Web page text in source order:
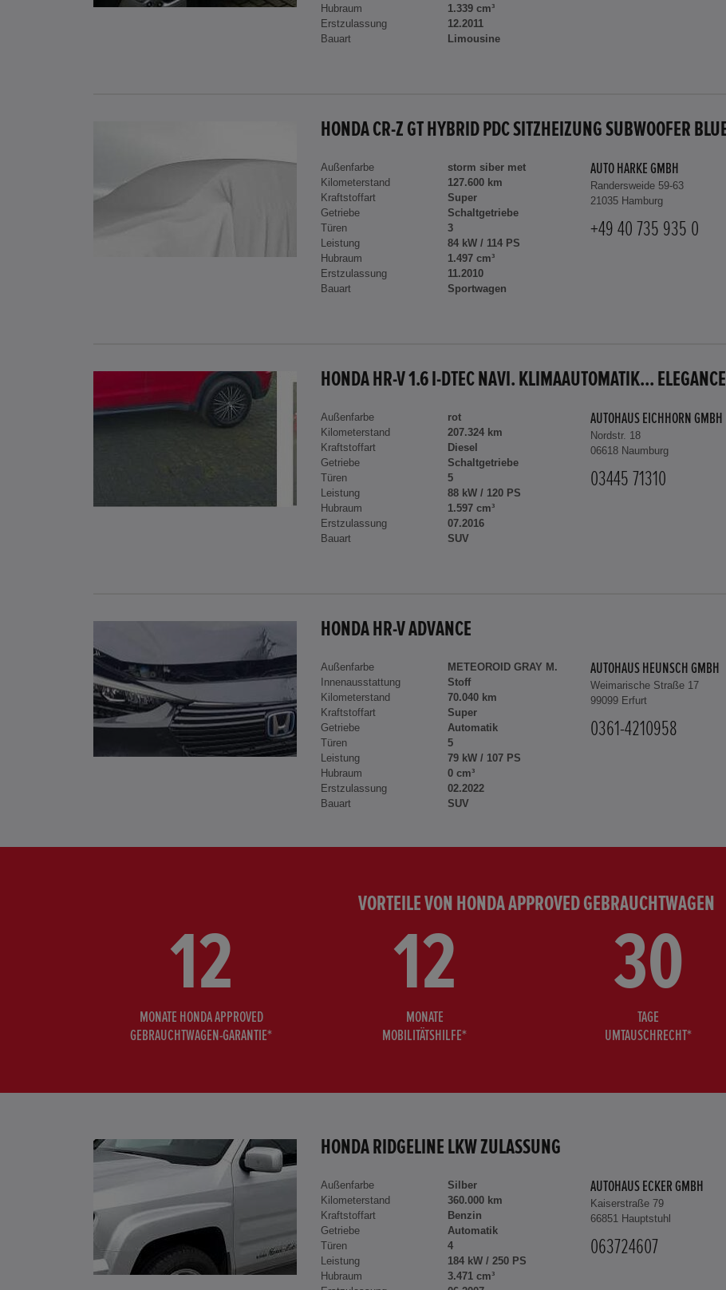
Hubraum
1.339 cm³
Erstzulassung
12.2011
Bauart
Limousine
Außenfarbe
storm siber met
Kilometerstand
127.600 km
Kraftstoffart
Super
Getriebe
Schaltgetriebe
Türen
3
Leistung
84 kW / 114 PS
Hubraum
1.497 cm³
Erstzulassung
11.2010
Bauart
Sportwagen
AUTO HARKE GMBH
Randersweide 59-63
21035 Hamburg
+49 40 735 935 0
HONDA HR-V 1.6 I-DTEC NAVI. KLIMAAUTOMATIK... ELEGANCE
Außenfarbe
rot
Kilometerstand
207.324 km
Kraftstoffart
Diesel
Getriebe
Schaltgetriebe
Türen
5
Leistung
88 kW / 120 PS
Hubraum
1.597 cm³
Erstzulassung
07.2016
Bauart
SUV
AUTOHAUS EICHHORN GMBH
Nordstr. 18
06618 Naumburg
03445 71310
HONDA HR-V ADVANCE
Außenfarbe
METEOROID GRAY M.
Innenausstattung
Stoff
Kilometerstand
70.040 km
Kraftstoffart
Super
Getriebe
Automatik
Türen
5
Leistung
79 kW / 107 PS
Hubraum
0 cm³
Erstzulassung
02.2022
Bauart
SUV
AUTOHAUS HEUNSCH GMBH
Weimarische Straße 17
99099 Erfurt
0361-4210958
VORTEILE VON HONDA APPROVED GEBRAUCHTWAGEN
12
MONATE HONDA APPROVED
GEBRAUCHTWAGEN-GARANTIE*
12
MONATE
MOBILITÄTSHILFE*
30
TAGE
UMTAUSCHRECHT*
HONDA RIDGELINE LKW ZULASSUNG
Außenfarbe
Silber
Kilometerstand
360.000 km
Kraftstoffart
Benzin
Getriebe
Automatik
Türen
4
Leistung
184 kW / 250 PS
Hubraum
3.471 cm³
AUTOHAUS ECKER GMBH
Kaiserstraße 79
66851 Hauptstuhl
063724607